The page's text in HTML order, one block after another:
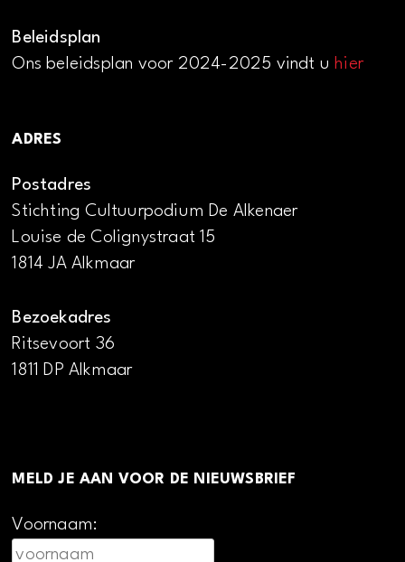
Beleidsplan
Ons beleidsplan voor 2024-2025 vindt uhier
ADRES
Postadres
Stichting Cultuurpodium De Alkenaer
Louise de Colignystraat 15
1814 JA Alkmaar
Bezoekadres
Ritsevoort 36
1811 DP Alkmaar
MELD JE AAN VOOR DE NIEUWSBRIEF
Voornaam: